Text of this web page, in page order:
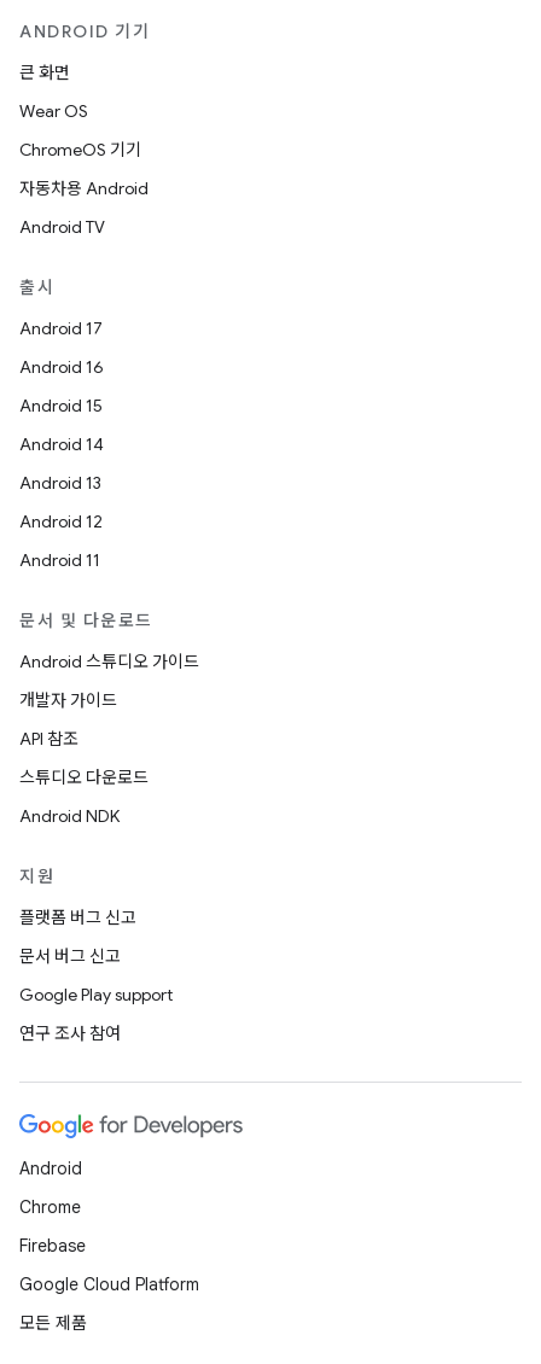
ANDROID 기기
큰 화면
Wear OS
ChromeOS 기기
자동차용 Android
Android TV
출시
Android 17
Android 16
Android 15
Android 14
Android 13
Android 12
Android 11
문서 및 다운로드
Android 스튜디오 가이드
개발자 가이드
API 참조
스튜디오 다운로드
Android NDK
지원
플랫폼 버그 신고
문서 버그 신고
Google Play support
연구 조사 참여
Android
Chrome
Firebase
Google Cloud Platform
모든 제품